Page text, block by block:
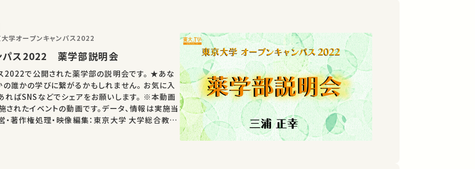
学オープンキャンパス2022
パス2022 薬学部説明会
2022で公開された薬学部の説明会です。 ★あな
の誰かの学びに繋がるかもしれません。 お気に入
ばSNSなどでシェアをお願いします。 ※本動画
れたイベントの動画です。データ、情報は実施当